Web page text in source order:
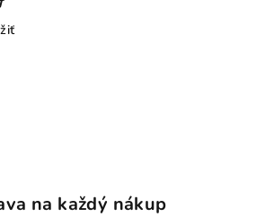
na každý nákup